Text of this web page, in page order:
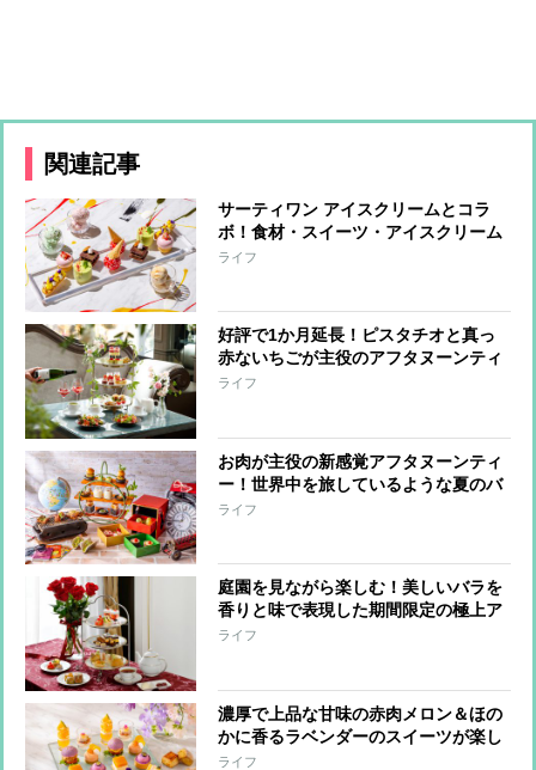
関連記事
サーティワン アイスクリームとコラ
ボ！食材・スイーツ・アイスクリーム
をかけ合わせた新感覚カラフルアフタ
ライフ
好評で1か月延長！ピスタチオと真っ
赤ないちごが主役のアフタヌーンティ
ー
ライフ
お肉が主役の新感覚アフタヌーンティ
ー！世界中を旅しているような夏のバ
カンス気分を食で満喫
ライフ
庭園を見ながら楽しむ！美しいバラを
香りと味で表現した期間限定の極上ア
フタヌーンティー
ライフ
濃厚で上品な甘味の赤肉メロン＆ほの
かに香るラベンダーのスイーツが楽し
めるアフタヌーンティー
ライフ